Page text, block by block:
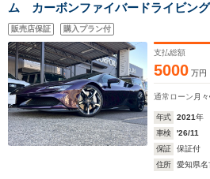
ム カーボンファイバードライビン
バーフロントスポイラー サスペン
説 保証書 スペアキー有り 備品有
販売店保証 購入プラン付
支払総額
5000 万円
通常ローン 月々
年式 2021年
車検
'26/11
保証
保証付
住所
愛知県